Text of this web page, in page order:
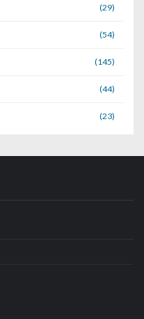
(29)
(54)
(145)
(44)
(23)